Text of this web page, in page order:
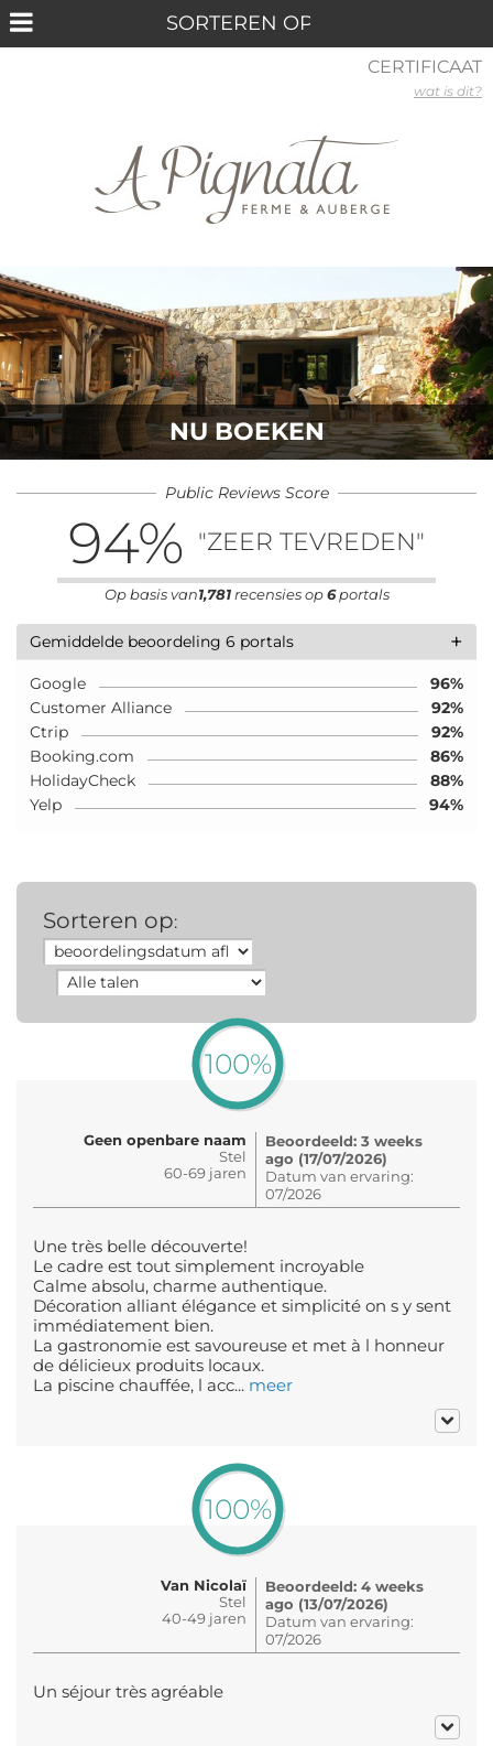
NU BOEKEN
Public Reviews Score
94% "ZEER TEVREDEN"
Op basis van1,781recensies op6portals
+
Gemiddelde beoordeling 6 portals
Google
96%
Customer Alliance
92%
Ctrip
92%
Booking.com
86%
HolidayCheck
88%
Yelp
94%
Sorteren op:
100%
Geen openbare naam
Stel
60-69 jaren
Beoordeeld: 3 weeks
ago (17/07/2026)
Datum van ervaring:
07/2026
Une très belle découverte!
Le cadre est tout simplement incroyable
Calme absolu, charme authentique.
Décoration alliant élégance et simplicité on s y sent
immédiatement bien.
La gastronomie est savoureuse et met à l honneur
de délicieux produits locaux.
La piscine chauffée, l acc... meer
100%
Van Nicolaï
Stel
40-49 jaren
Beoordeeld: 4 weeks
ago (13/07/2026)
Datum van ervaring:
07/2026
Un séjour très agréable
CERTIFICAAT
wat is dit?